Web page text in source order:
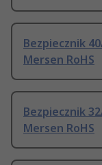
Bezpiecznik
Mersen RoHS
Bezpiecznik
Mersen RoHS